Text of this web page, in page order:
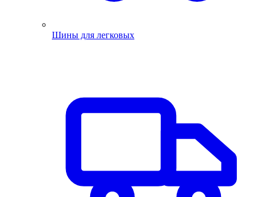
Шины для легковых